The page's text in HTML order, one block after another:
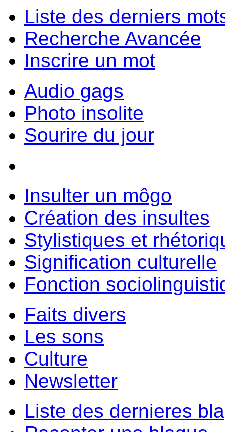
Liste des derniers
Recherche Avancée
Inscrire un mot
Audio gags
Photo insolite
Sourire du jour
Insulter un môgo
Création des insultes
Stylistiques et
Signification culturelle
Fonction
Faits divers
Les sons
Culture
Newsletter
Liste des dernieres